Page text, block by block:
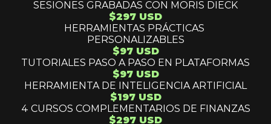
SESIONES GRABADAS CON MORIS DIECK
$297 USD
HERRAMIENTAS PRÁCTICAS
PERSONALIZABLES
$97 USD
TUTORIALES PASO A PASO EN PLATAFORMAS
$97 USD
HERRAMIENTA DE INTELIGENCIA ARTIFICIAL
$197 USD
4 CURSOS COMPLEMENTARIOS DE FINANZAS
$297 USD